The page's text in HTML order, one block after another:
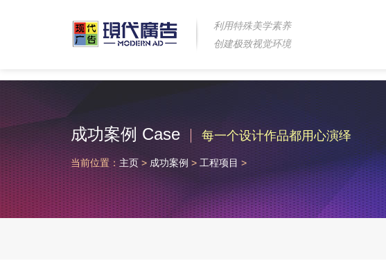
利用特殊美学素养
创建极致视觉环境
成功案例 Case 每一个设计作品都用心演绎
当前位置： 主页 > 成功案例 > 工程项目 >